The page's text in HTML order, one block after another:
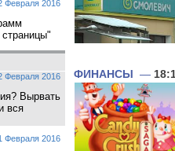
Февраля 2016
Февраля 2016
Вырвать
вся
Февраля 2016
ФИНАНСЫ —